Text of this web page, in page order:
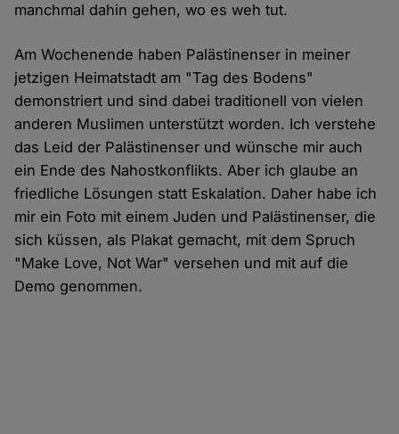
manchmal dahin gehen, wo es weh tut.
Am Wochenende haben Palästinenser in meiner
jetzigen Heimatstadt am "Tag des Bodens"
demonstriert und sind dabei traditionell von vielen
anderen Muslimen unterstützt worden. Ich verstehe
das Leid der Palästinenser und wünsche mir auch
ein Ende des Nahostkonflikts. Aber ich glaube an
friedliche Lösungen statt Eskalation. Daher habe ich
mir ein Foto mit einem Juden und Palästinenser, die
sich küssen, als Plakat gemacht, mit dem Spruch
"Make Love, Not War" versehen und mit auf die
Demo genommen.